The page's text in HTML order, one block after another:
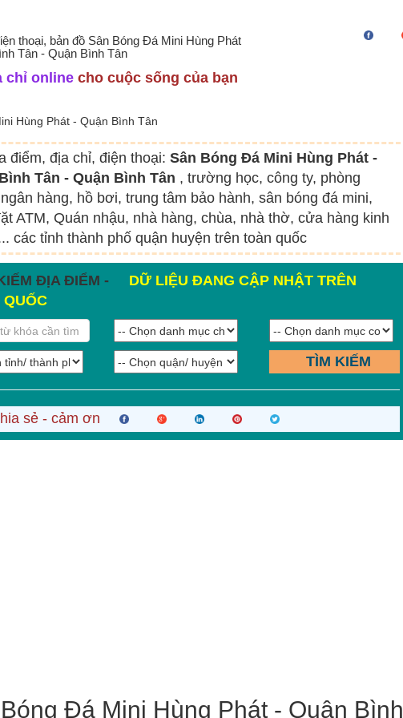
thoại, bản đồ Sân Bóng Đá Mini Hùng Phát
Tân - Quận Bình Tân
chỉ online cho cuộc sống của bạn
Hùng Phát - Quận Bình Tân
điểm, địa chỉ, điện thoại: Sân Bóng Đá Mini Hùng Phát -
Tân - Quận Bình Tân , trường học, công ty, phòng
hàng, hồ bơi, trung tâm bảo hành, sân bóng đá mini,
ATM, Quán nhậu, nhà hàng, chùa, nhà thờ, cửa hàng kinh
các tỉnh thành phố quận huyện trên toàn quốc
ĐỊA ĐIỂM -
DỮ LIỆU ĐANG CẬP NHẬT TRÊN
QUỐC
TÌM KIẾM
sẻ - cảm ơn
Đá Mini Hùng Phát - Quận Bình